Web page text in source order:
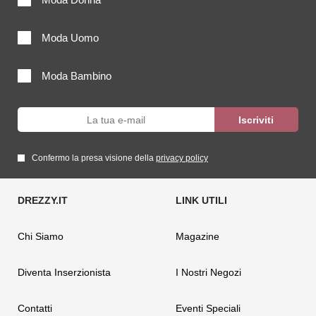
Moda Uomo
Moda Bambino
Confermo la presa visione della privacy policy
Chi Siamo
Diventa Inserzionista
Contatti
Magazine
I Nostri Negozi
Eventi Speciali